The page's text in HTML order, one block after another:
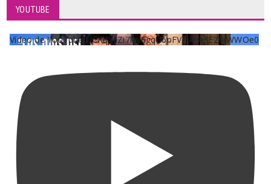
YOUTUBE
Vídeo de YouTube UCKqYjiZi7lzy6gqU6pFVFiA_A3EZ9JWWOe0